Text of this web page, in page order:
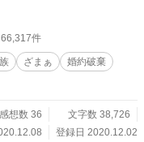
禁される形で、祈りの塔に閉
てきた？！ 虐げられ
傾かせるざまぁからの溺愛物
てください。 ※小説家にな
件
ざまぁ
婚約破棄
感想数 36
文字数 38,726
登録日 2020.12.02